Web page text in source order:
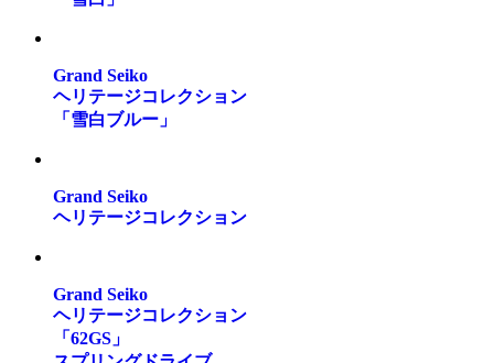
Grand Seiko
ヘリテージコレクション
「雪白ブルー」
Grand Seiko
ヘリテージコレクション
Grand Seiko
ヘリテージコレクション
「62GS」